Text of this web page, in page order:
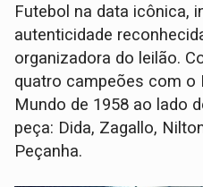
Futebol na data icônica,
autenticidade
organizadora do leilão.
quatro campeões com o
Mundo de 1958 ao lado
peça: Dida, Zagallo,
Peçanha.